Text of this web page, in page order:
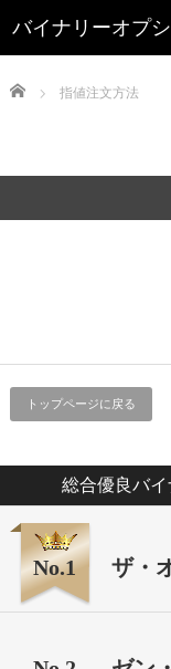
Home 指値注文方法
トップページに戻る
総合優良バ
No.1 ザ・